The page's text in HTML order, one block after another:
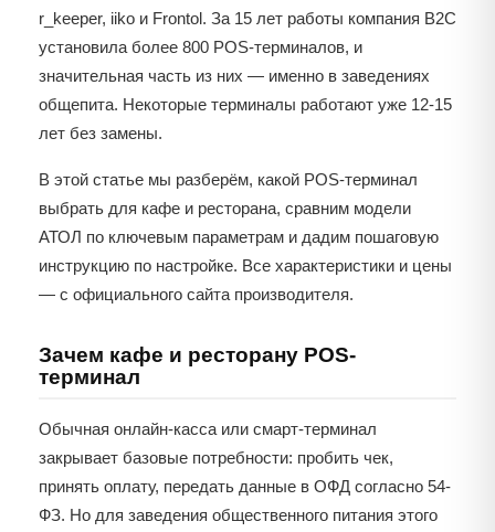
r_keeper, iiko и Frontol. За 15 лет работы компания B2C
установила более 800 POS-терминалов, и
значительная часть из них — именно в заведениях
общепита. Некоторые терминалы работают уже 12-15
лет без замены.
В этой статье мы разберём, какой POS-терминал
выбрать для кафе и ресторана, сравним модели
АТОЛ по ключевым параметрам и дадим пошаговую
инструкцию по настройке. Все характеристики и цены
— с официального сайта производителя.
Зачем кафе и ресторану POS-
терминал
Обычная онлайн-касса или смарт-терминал
закрывает базовые потребности: пробить чек,
принять оплату, передать данные в ОФД согласно 54-
ФЗ. Но для заведения общественного питания этого